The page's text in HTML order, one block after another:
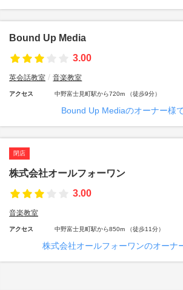
Bound Up Media
3.00
英会話教室 音楽教室
アクセス 中野富士見町駅から720m （徒歩9分）
Bound Up Mediaのオーナー様
閉店
株式会社オールフォーワン
3.00
音楽教室
アクセス 中野富士見町駅から850m （徒歩11分）
株式会社オールフォーワンのオーナ